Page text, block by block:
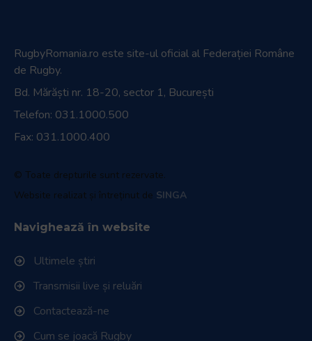
RugbyRomania.ro este site-ul oficial al Federației Române
de Rugby.
Bd. Mărăști nr. 18-20, sector 1, București
Telefon: 031.1000.500
Fax: 031.1000.400
© Toate drepturile sunt rezervate.
Website realizat și întreținut de SINGA
Navighează în website
Ultimele știri
Transmisii live și reluări
Contactează-ne
Cum se joacă Rugby